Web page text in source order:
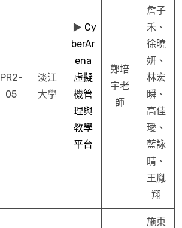
PR2-
05
淡江
大學
▶︎ Cy
berAr
ena
虛擬
機管
理與
教學
平台
鄭培
宇老
師
詹子
禾、
徐曉
妍、
林宏
瞬、
高佳
璦、
藍詠
晴、
王胤
翔
施東